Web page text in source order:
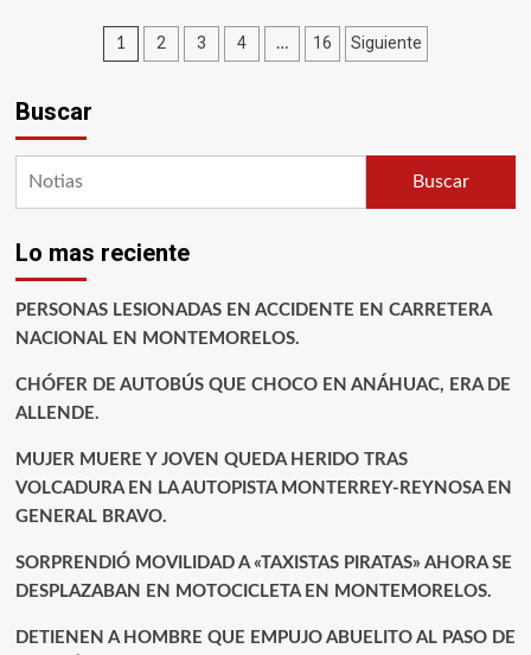
Paginación
1 2 3 4 … 16 Siguiente
Buscar
Buscar
Lo mas reciente
PERSONAS LESIONADAS EN ACCIDENTE EN CARRETERA
NACIONAL EN MONTEMORELOS.
CHÓFER DE AUTOBÚS QUE CHOCO EN ANÁHUAC, ERA DE
ALLENDE.
MUJER MUERE Y JOVEN QUEDA HERIDO TRAS
VOLCADURA EN LA AUTOPISTA MONTERREY-REYNOSA EN
GENERAL BRAVO.
SORPRENDIÓ MOVILIDAD A «TAXISTAS PIRATAS» AHORA SE
DESPLAZABAN EN MOTOCICLETA EN MONTEMORELOS.
DETIENEN A HOMBRE QUE EMPUJO ABUELITO AL PASO DE